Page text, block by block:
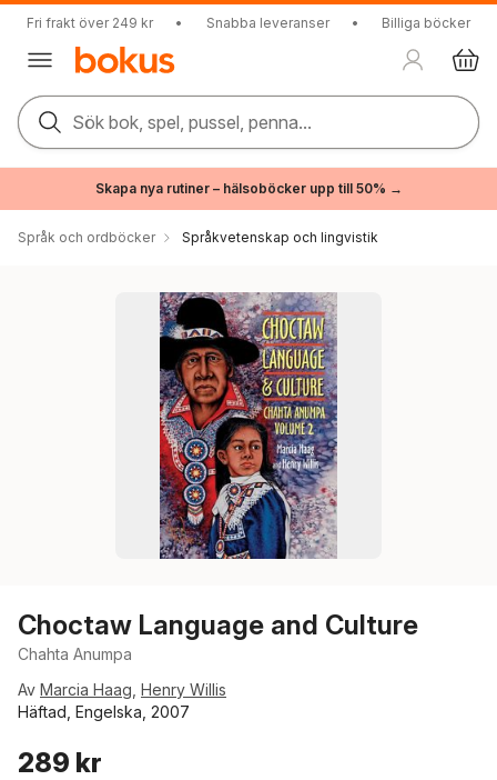
Fri frakt över 249 kr • Snabba leveranser • Billiga böcker
Sök bok, spel, pussel, penna...
Skapa nya rutiner – hälsoböcker upp till 50% →
Språk och ordböcker Språkvetenskap och lingvistik
Choctaw Language and Culture
Chahta Anumpa
Av Marcia Haag Henry Willis
Häftad, Engelska, 2007
289 kr